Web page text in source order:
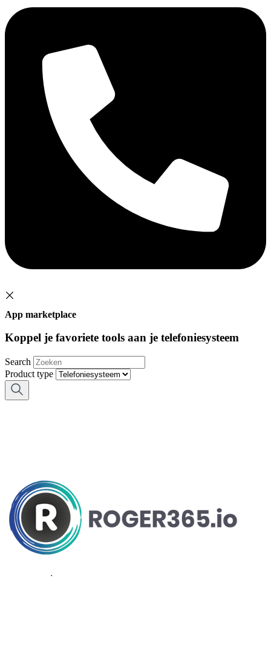
App marketplace
Koppel je favoriete tools aan je telefoniesysteem
Search
Product type